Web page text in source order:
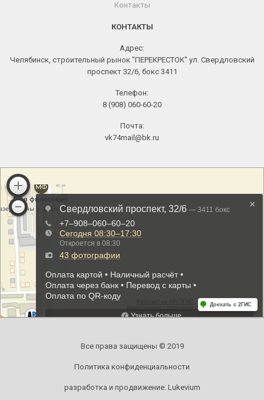
Контакты
КОНТАКТЫ
Адрес:
Челябинск, строительный рынок "ПЕРЕКРЕСТОК" ул. Свердловский
проспект 32/6, бокс 3411
Телефон:
8 (908) 060-60-20
Почта:
vk74mail@bk.ru
Все права защищены © 2019
Политика конфиденциальности
разработка и продвижение: Lukevium